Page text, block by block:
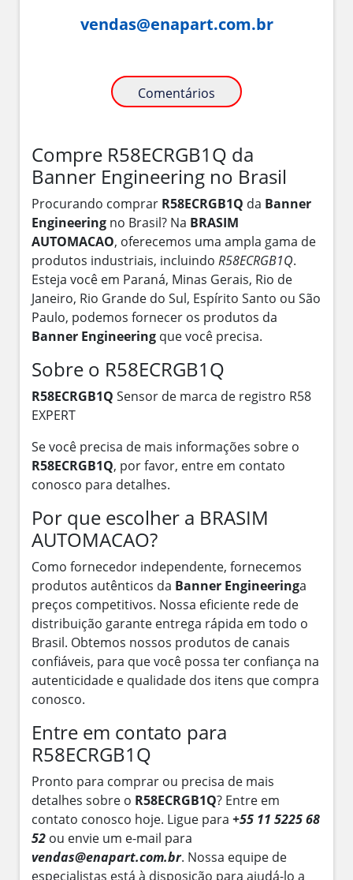
vendas@enapart.com.br
Comentários
Compre R58ECRGB1Q da
Banner Engineering no Brasil
Procurando comprar R58ECRGB1Q da Banner
Engineering no Brasil? Na BRASIM
AUTOMACAO, oferecemos uma ampla gama de
produtos industriais, incluindo R58ECRGB1Q.
Esteja você em Paraná, Minas Gerais, Rio de
Janeiro, Rio Grande do Sul, Espírito Santo ou São
Paulo, podemos fornecer os produtos da
Banner Engineering que você precisa.
Sobre o R58ECRGB1Q
R58ECRGB1Q Sensor de marca de registro R58
EXPERT
Se você precisa de mais informações sobre o
R58ECRGB1Q, por favor, entre em contato
conosco para detalhes.
Por que escolher a BRASIM
AUTOMACAO?
Como fornecedor independente, fornecemos
produtos autênticos da Banner Engineeringa
preços competitivos. Nossa eficiente rede de
distribuição garante entrega rápida em todo o
Brasil. Obtemos nossos produtos de canais
confiáveis, para que você possa ter confiança na
autenticidade e qualidade dos itens que compra
conosco.
Entre em contato para
R58ECRGB1Q
Pronto para comprar ou precisa de mais
detalhes sobre o R58ECRGB1Q? Entre em
contato conosco hoje. Ligue para +55 11 5225 68
52 ou envie um e-mail para
vendas@enapart.com.br. Nossa equipe de
especialistas está à disposição para ajudá-lo a